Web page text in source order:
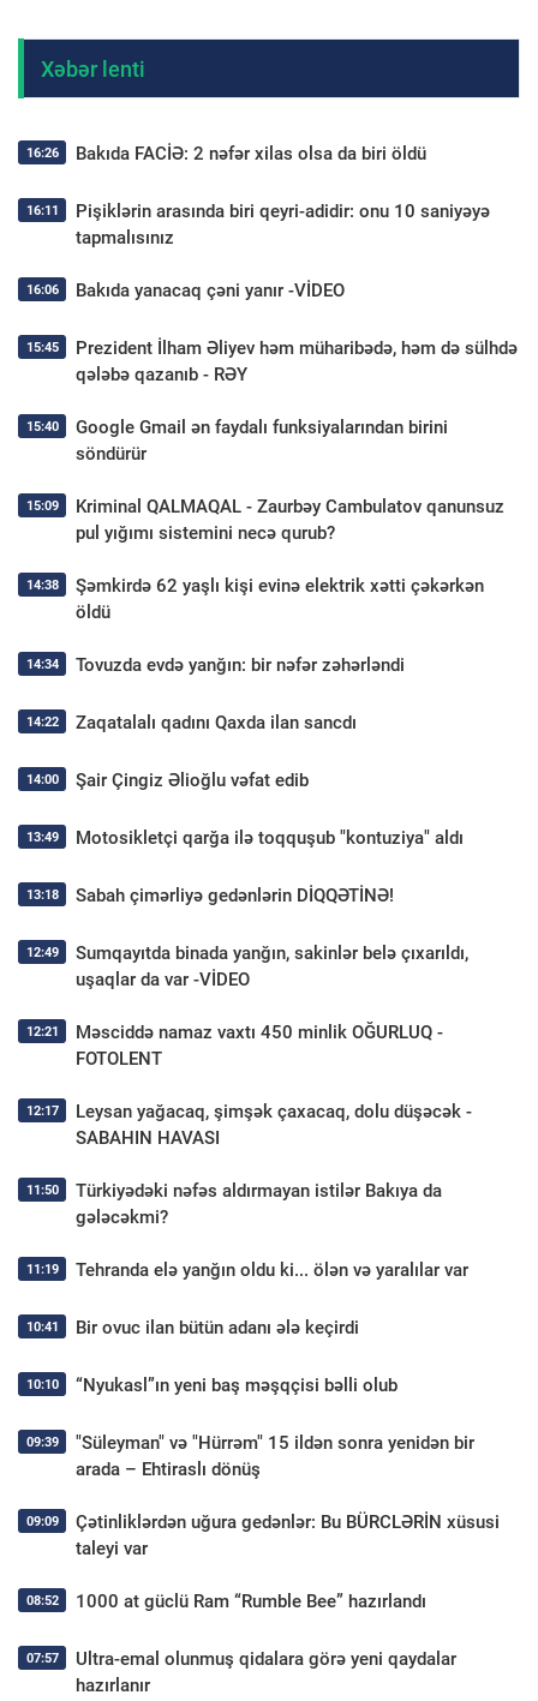
Xəbər lenti
16:26 Bakıda FACİƏ: 2 nəfər xilas olsa da biri öldü
16:11
Pişiklərin arasında biri qeyri-adidir: onu 10 saniyəyə
tapmalısınız
16:06 Bakıda yanacaq çəni yanır -VİDEO
15:45
Prezident İlham Əliyev həm müharibədə, həm də sülhdə
qələbə qazanıb - RƏY
15:40
Google Gmail ən faydalı funksiyalarından birini
söndürür
15:09
Kriminal QALMAQAL - Zaurbəy Cambulatov qanunsuz
pul yığımı sistemini necə qurub?
14:38
Şəmkirdə 62 yaşlı kişi evinə elektrik xətti çəkərkən
öldü
14:34 Tovuzda evdə yanğın: bir nəfər zəhərləndi
14:22 Zaqatalalı qadını Qaxda ilan sancdı
14:00 Şair Çingiz Əlioğlu vəfat edib
13:49 Motosikletçi qarğa ilə toqquşub "kontuziya" aldı
13:18 Sabah çimərliyə gedənlərin DİQQƏTİNƏ!
12:49
Sumqayıtda binada yanğın, sakinlər belə çıxarıldı,
uşaqlar da var -VİDEO
12:21
Məsciddə namaz vaxtı 450 minlik OĞURLUQ -
FOTOLENT
12:17
Leysan yağacaq, şimşək çaxacaq, dolu düşəcək -
SABAHIN HAVASI
11:50
Türkiyədəki nəfəs aldırmayan istilər Bakıya da
gələcəkmi?
11:19 Tehranda elə yanğın oldu ki... ölən və yaralılar var
10:41 Bir ovuc ilan bütün adanı ələ keçirdi
10:10 “Nyukasl”ın yeni baş məşqçisi bəlli olub
09:39
"Süleyman" və "Hürrəm" 15 ildən sonra yenidən bir
arada – Ehtiraslı dönüş
09:09
Çətinliklərdən uğura gedənlər: Bu BÜRCLƏRİN xüsusi
taleyi var
08:52 1000 at güclü Ram “Rumble Bee” hazırlandı
07:57
Ultra-emal olunmuş qidalara görə yeni qaydalar
hazırlanır